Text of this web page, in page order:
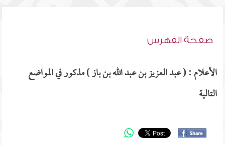
صفحة الفهرس
الأعلام : ( عبد العزيز بن عبد الله بن باز ) مذكور في المواضع
التالية